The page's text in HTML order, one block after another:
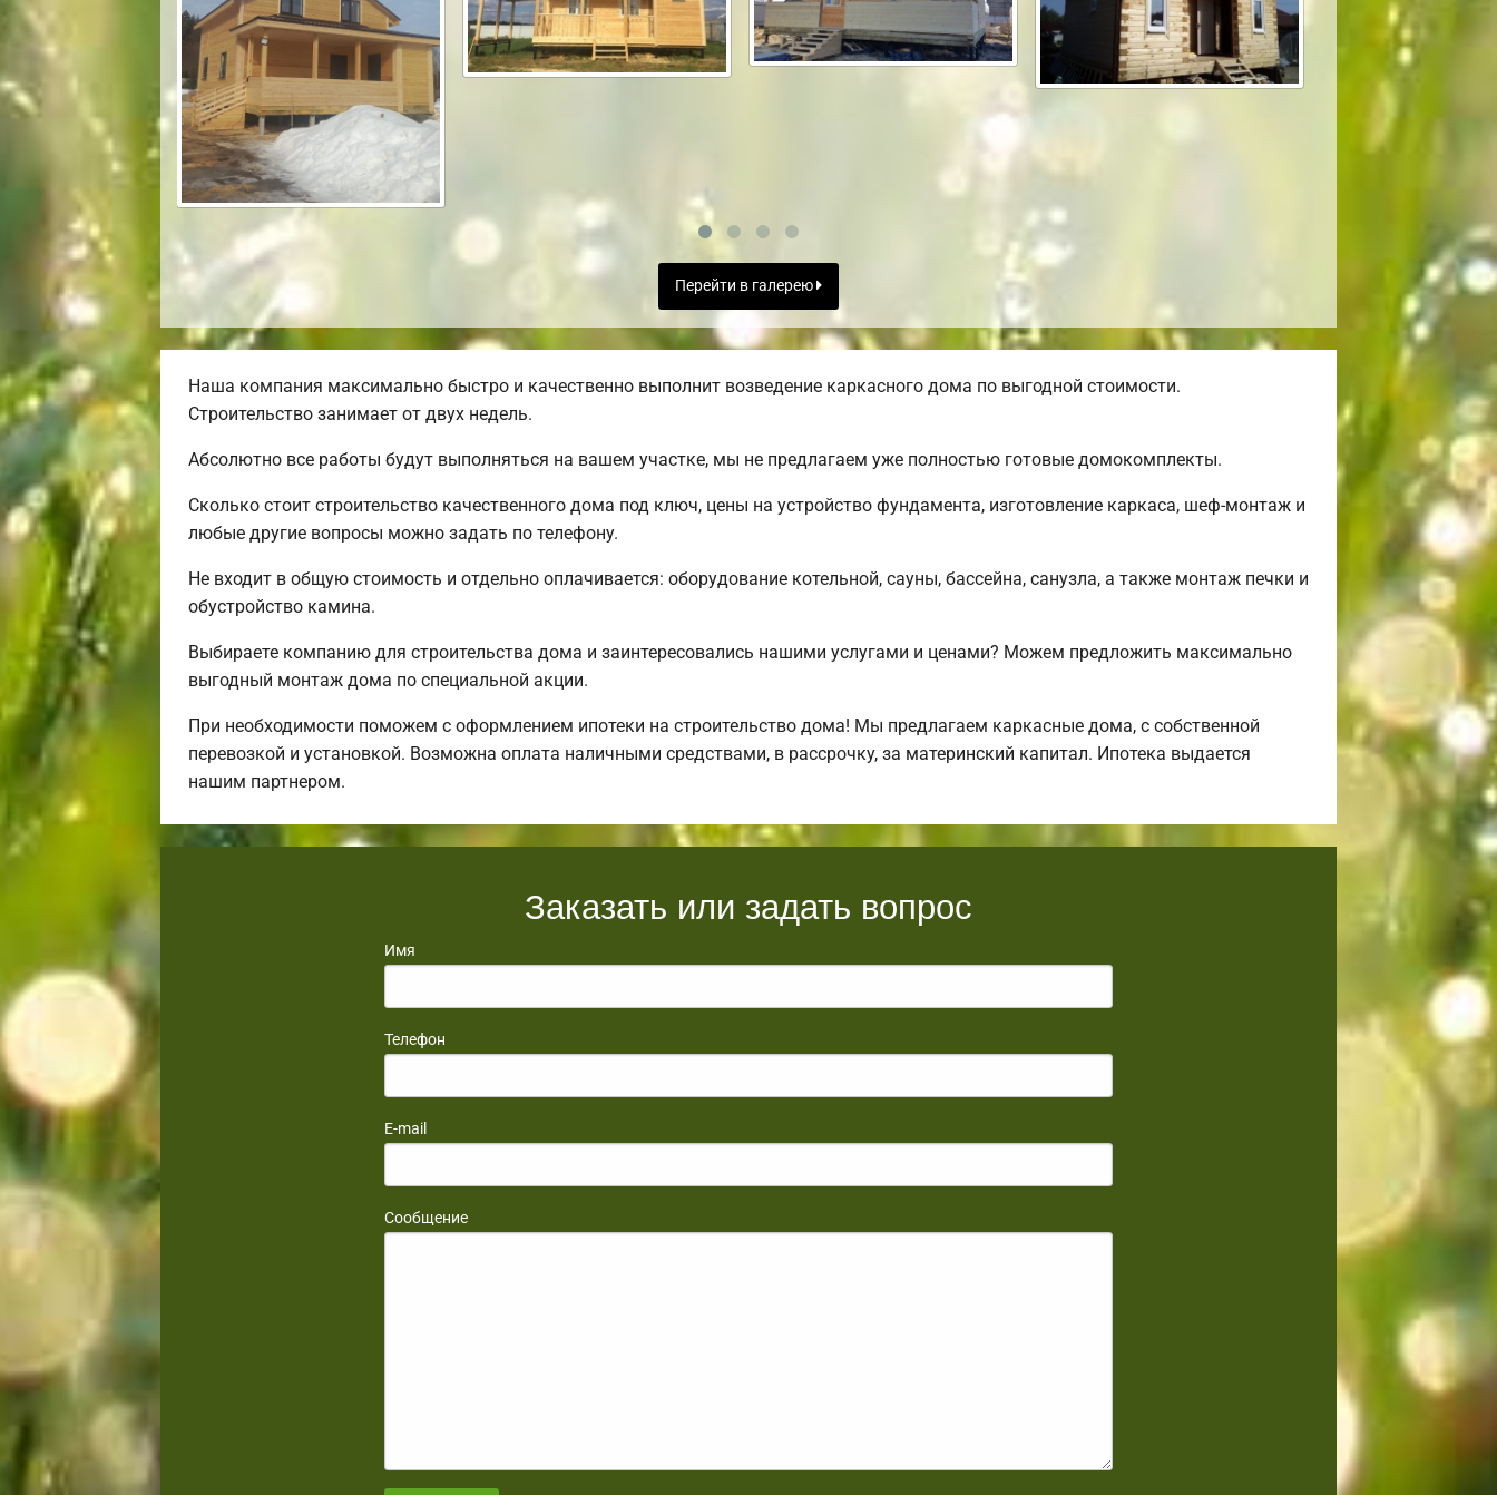
Перейти в галерею
Наша компания максимально быстро и качественно выполнит возведение каркасного дома по выгодной стоимости.
Строительство занимает от двух недель.
Абсолютно все работы будут выполняться на вашем участке, мы не предлагаем уже полностью готовые домокомплекты.
Сколько стоит строительство качественного дома под ключ, цены на устройство фундамента, изготовление каркаса, шеф-монтаж и
любые другие вопросы можно задать по телефону.
Не входит в общую стоимость и отдельно оплачивается: оборудование котельной, сауны, бассейна, санузла, а также монтаж печки и
обустройство камина.
Выбираете компанию для строительства дома и заинтересовались нашими услугами и ценами? Можем предложить максимально
выгодный монтаж дома по специальной акции.
При необходимости поможем с оформлением ипотеки на строительство дома! Мы предлагаем каркасные дома, с собственной
перевозкой и установкой. Возможна оплата наличными средствами, в рассрочку, за материнский капитал. Ипотека выдается
нашим партнером.
Заказать или задать вопрос
Имя
Телефон
E-mail
Сообщение